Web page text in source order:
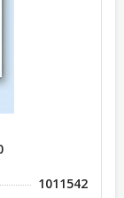
1011542